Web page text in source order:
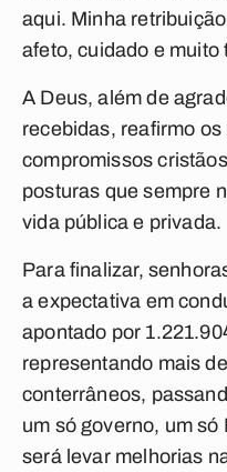
aqui. Minha
afeto, cuidado e muito
A Deus, além de
recebidas, reafirmo os
compromissos
posturas que sempre
vida pública e privada.
Para finalizar,
a expectativa em
apontado por
representando mais
conterrâneos,
um só governo, um
será levar melhorias